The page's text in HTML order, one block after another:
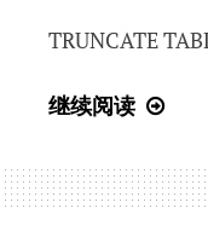
TRUNCATE
继续阅读
门
教